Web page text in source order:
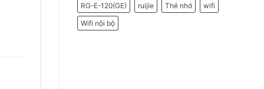
RG-E-120(GE)
ruijie Thẻ nhớ
wifi
Wifi nội bộ